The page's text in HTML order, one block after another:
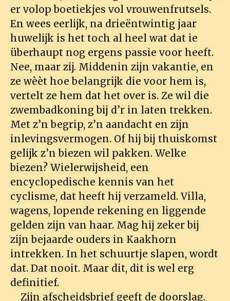
er volop boetiekjes vol vrouwenfrutsels.
En wees eerlijk, na drieëntwintig jaar
huwelijk is het toch al heel wat dat ie
überhaupt nog ergens passie voor heeft.
Nee, maar zij. Middenin zijn vakantie, en
ze wèèt hoe belangrijk die voor hem is,
vertelt ze hem dat het over is. Ze wil die
zwembadkoning bij d’r in laten trekken.
Met z’n begrip, z’n aandacht en zijn
inlevingsvermogen. Of hij bij thuiskomst
gelijk z’n biezen wil pakken. Welke
biezen? Wielerwijsheid, een
encyclopedische kennis van het
cyclisme, dat heeft hij verzameld. Villa,
wagens, lopende rekening en liggende
gelden zijn van haar. Mag hij zeker bij
zijn bejaarde ouders in Kaakhorn
intrekken. In het schuurtje slapen, wordt
dat. Dat nooit. Maar dit, dit is wel erg
definitief.
Zijn afscheidsbrief geeft de doorslag.